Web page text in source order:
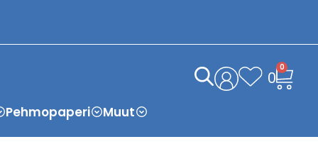
0
0
Pehmopaperi Muut